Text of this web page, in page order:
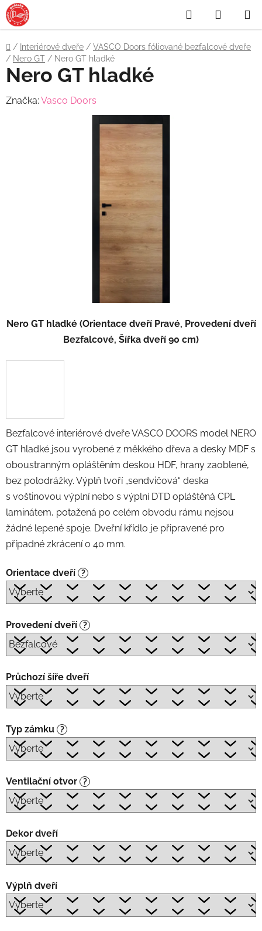
Přejít
na
obsah
Hledat
KOŠÍK
Domů
/ Interiérové dveře / VASCO Doors fóliované bezfalcové dveře
/ Nero GT / Nero GT hladké
Bezfalcové interiérové dveře VASCO DOORS model NERO
GT hladké jsou vyrobené z měkkého dřeva a desky MDF s
oboustranným opláštěním deskou HDF, hrany zaoblené,
bez polodrážky. Výplň tvoří „sendvičová“ deska
s voštinovou výplní nebo s výplní DTD opláštěná CPL
laminátem, potažená po celém obvodu rámu nejsou
žádné lepené spoje. Dveřní křídlo je připravené pro
případné zkrácení o 40 mm.
Orientace dveří ?
Provedení dveří ?
Průchozí šíře dveří
Typ zámku ?
Ventilační otvor ?
Dekor dveří
Výplň dveří
Nero GT hladké
Značka: Vasco Doors
Nero GT hladké (Orientace dveří Pravé, Provedení dveří
Bezfalcové, Šířka dveří 90 cm)